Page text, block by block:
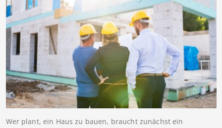
Wer plant, ein Haus zu bauen, braucht zunächst ein